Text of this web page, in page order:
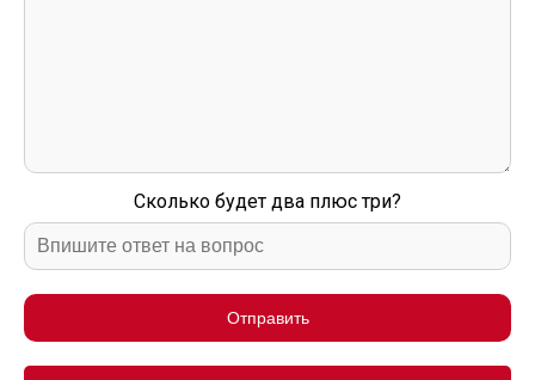
Сколько будет два плюс три?
Отправить